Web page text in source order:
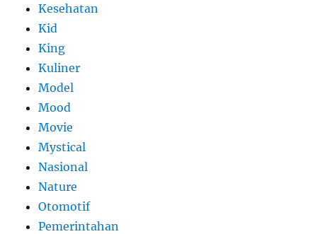
Kesehatan
Kid
King
Kuliner
Model
Mood
Movie
Mystical
Nasional
Nature
Otomotif
Pemerintahan